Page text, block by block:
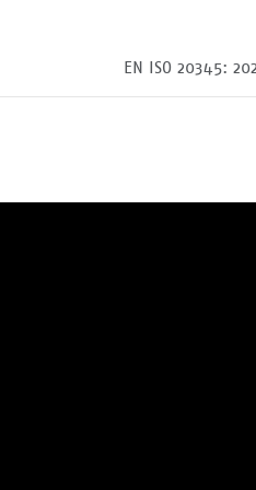
EN ISO 20345: